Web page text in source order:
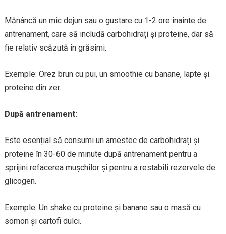
Mănâncă un mic dejun sau o gustare cu 1-2 ore înainte de
antrenament, care să includă carbohidrați și proteine, dar să
fie relativ scăzută în grăsimi.
Exemple: Orez brun cu pui, un smoothie cu banane, lapte și
proteine din zer.
După antrenament:
Este esențial să consumi un amestec de carbohidrați și
proteine în 30-60 de minute după antrenament pentru a
sprijini refacerea mușchilor și pentru a restabili rezervele de
glicogen.
Exemple: Un shake cu proteine și banane sau o masă cu
somon și cartofi dulci.